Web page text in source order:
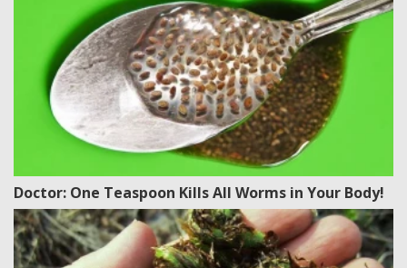
Doctor: One Teaspoon Kills All Worms in Your Body!